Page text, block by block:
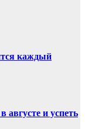
каждый
августе и успеть